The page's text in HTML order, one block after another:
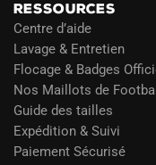
RESSOURCES
Centre d’aide
Lavage & Entretien
Flocage & Badges
Nos Maillots de Football
Guide des tailles
Expédition & Suivi
Paiement Sécurisé